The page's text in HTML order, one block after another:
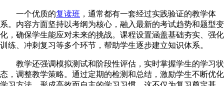
一个优质的复读班 ，通常都有一套经过实践验证的教学体
系。内容方面坚持以考纲为核心，融入最新的考试趋势和题型变
化，确保学生能应对未来的挑战。课程设置涵盖基础夯实、强化
训练、冲刺复习等多个环节，帮助学生逐步建立知识体系。
教学还强调模拟测试和阶段性评估，实时掌握学生的学习状
态，调整教学策略。通过定期的检测和总结，激励学生不断优化